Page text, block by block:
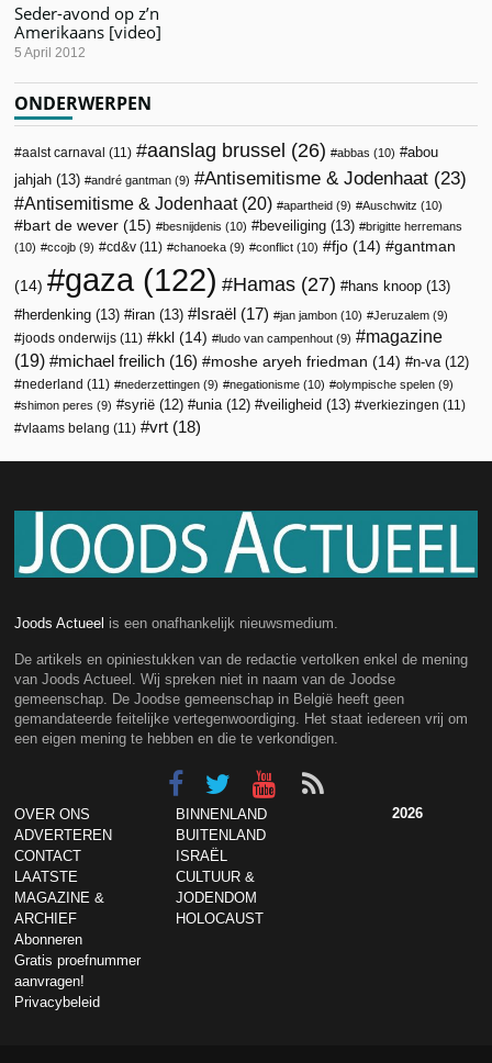
Seder-avond op z’n
Amerikaans [video]
5 April 2012
ONDERWERPEN
aalst carnaval (11) aanslag brussel (26) abbas (10)
abou
jahjah (13) andré gantman (9) Antisemitisme & Jodenhaat (23)
Antisemitisme & Jodenhaat(20) apartheid (9) Auschwitz (10)
bart de wever (15) besnijdenis (10) beveiliging (13)
brigitte herremans
(10)
ccojb (9) cd&v (11) chanoeka (9) conflict (10) fjo (14) gantman
(14) gaza(122) Hamas (27) hans knoop (13)
herdenking (13) iran (13) Israël (17) jan jambon (10) Jeruzalem (9)
joods onderwijs (11) kkl (14) ludo van campenhout (9)
magazine
(19)
michael freilich (16) moshe aryeh friedman (14) n-va(12)
nederland (11) nederzettingen (9) negationisme (10) olympische spelen (9)
shimon peres (9) syrië (12) unia(12) veiligheid (13) verkiezingen (11)
vlaams belang (11) vrt (18)
Joods Actueel is een onafhankelijk nieuwsmedium.
De artikels en opiniestukken van de redactie vertolken enkel de mening
van Joods Actueel. Wij spreken niet in naam van de Joodse
gemeenschap. De Joodse gemeenschap in België heeft geen
gemandateerde feitelijke vertegenwoordiging. Het staat iedereen vrij om
een eigen mening te hebben en die te verkondigen.
OVER ONS
ADVERTEREN
CONTACT
LAATSTE
MAGAZINE &
ARCHIEF
Abonneren
Gratis proefnummer
aanvragen!
Privacybeleid
BINNENLAND
BUITENLAND
ISRAËL
CULTUUR &
JODENDOM
HOLOCAUST
2026